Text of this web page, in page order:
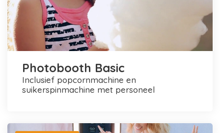
Photobooth Basic
inclusief popcornmachine en
suikerspinmachine met personeel